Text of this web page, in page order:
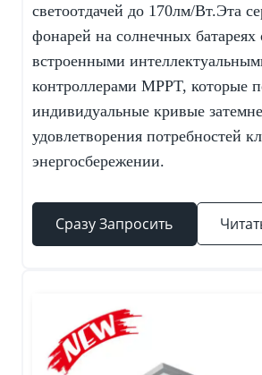
светоотдачей до 170лм/Вт.Эта
фонарей на солнечных батареях
встроенными
контроллерами MPPT, которые
индивидуальные кривые
удовлетворения потребностей
энергосбережении.
Сразу Запросить